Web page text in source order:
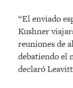
“El enviado
Kushner
reuniones de
debatiendo el
declaró